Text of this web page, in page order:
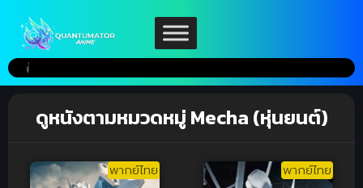
ดูหนังตามหมวดหมู่ Mecha (หุ่นยนต์)
พากย์ไทย พากย์ไทย